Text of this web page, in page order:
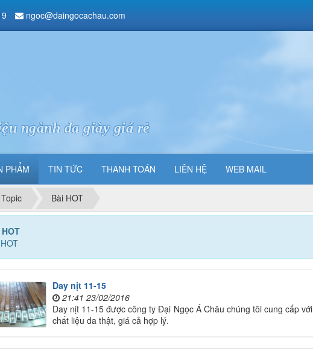
ngành da giày giá rẻ
PHẨM TIN TỨC THANH TOÁN LIÊN HỆ WEB MAIL
ngoc@daingocachau.com
Topic Bài HOT
Day nịt 11-15
21:41 23/02/2016
Day nịt 11-15 được công ty Đại Ngọc Á Châu chúng tôi cung cấp với
chất liệu da thật, giá cả hợp lý.